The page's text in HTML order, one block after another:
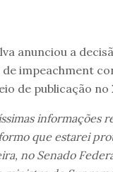
anunciou a
de impeachment
de publicação no
informações
que estarei
no Senado